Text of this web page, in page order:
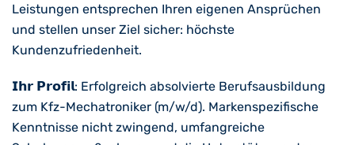
Leistungen entsprechen Ihren eigenen Ansprüchen
und stellen unser Ziel sicher: höchste
Kundenzufriedenheit.
𝗜𝗵𝗿 𝗣𝗿𝗼𝗳𝗶𝗹: Erfolgreich absolvierte Berufsausbildung
zum Kfz-Mechatroniker (m/w/d). Markenspezifische
Kenntnisse nicht zwingend, umfangreiche